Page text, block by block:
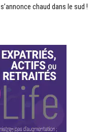
s’annonce chaud dans le sud !